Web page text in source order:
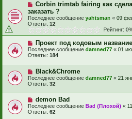
Corbin trimtab fairing как
заказать ?
Последнее сообщение yahtsman « 09
Ответы: 12
Рейтинг:
Проект под кодовым
Последнее сообщение damned77 « 01
Ответы: 184
Black&Chrome
Последнее сообщение damned77 « 21
Ответы: 32
demon Bad
Последнее сообщение Bad (Плохой) «
Ответы: 62